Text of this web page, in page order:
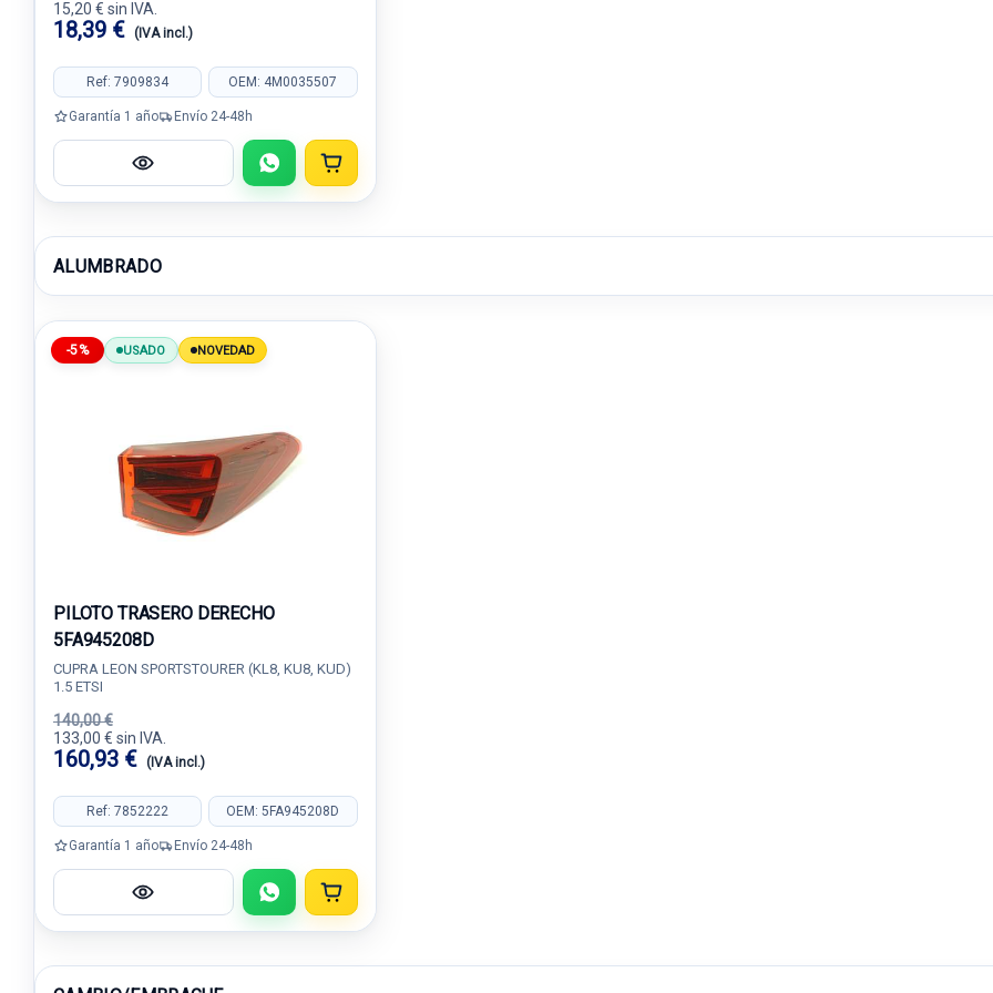
15,20 € sin IVA.
18,39 € (IVA incl.)
Ref: 7909834 OEM: 4M0035507
Garantía 1 año Envío 24-48h
ALUMBRADO
-5% USADO NOVEDAD
PILOTO TRASERO DERECHO
5FA945208D
CUPRA LEON SPORTSTOURER (KL8, KU8, KUD)
1.5 ETSI
140,00 €
133,00 € sin IVA.
160,93 € (IVA incl.)
Ref: 7852222 OEM: 5FA945208D
Garantía 1 año Envío 24-48h